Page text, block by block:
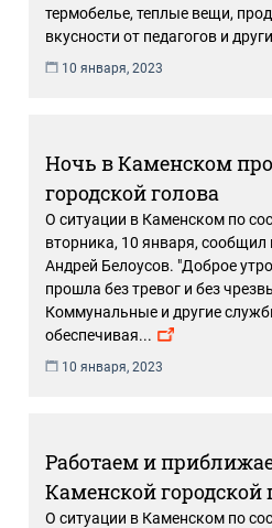
термобелье, теплые вещи,
вкусности от педагогов и
10 января, 2023
Ночь в Каменском
городской голова
О ситуации в Каменском по
вторника, 10 января, сообщил
Андрей Белоусов. "Доброе
прошла без тревог и без
Коммунальные и другие
обеспечивая...
10 января, 2023
Работаем и
Каменской городской
О ситуации в Каменском по